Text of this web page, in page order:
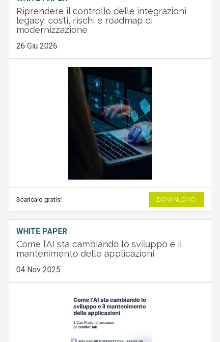
Riprendere il controllo delle integrazioni
legacy: costi, rischi e roadmap di
modernizzazione
26 Giu 2026
Scaricalo gratis! DOWNLOAD
WHITE PAPER
Come l’AI sta cambiando lo sviluppo e il
mantenimento delle applicazioni
04 Nov 2025